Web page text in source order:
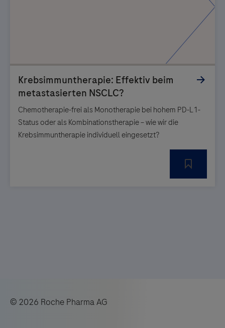
Chemotherapie-frei als Monotherapie bei hohem PD-L1-
Status oder als Kombinationstherapie – wie wir die
Krebsimmuntherapie individuell eingesetzt?
© 2026 Roche Pharma AG